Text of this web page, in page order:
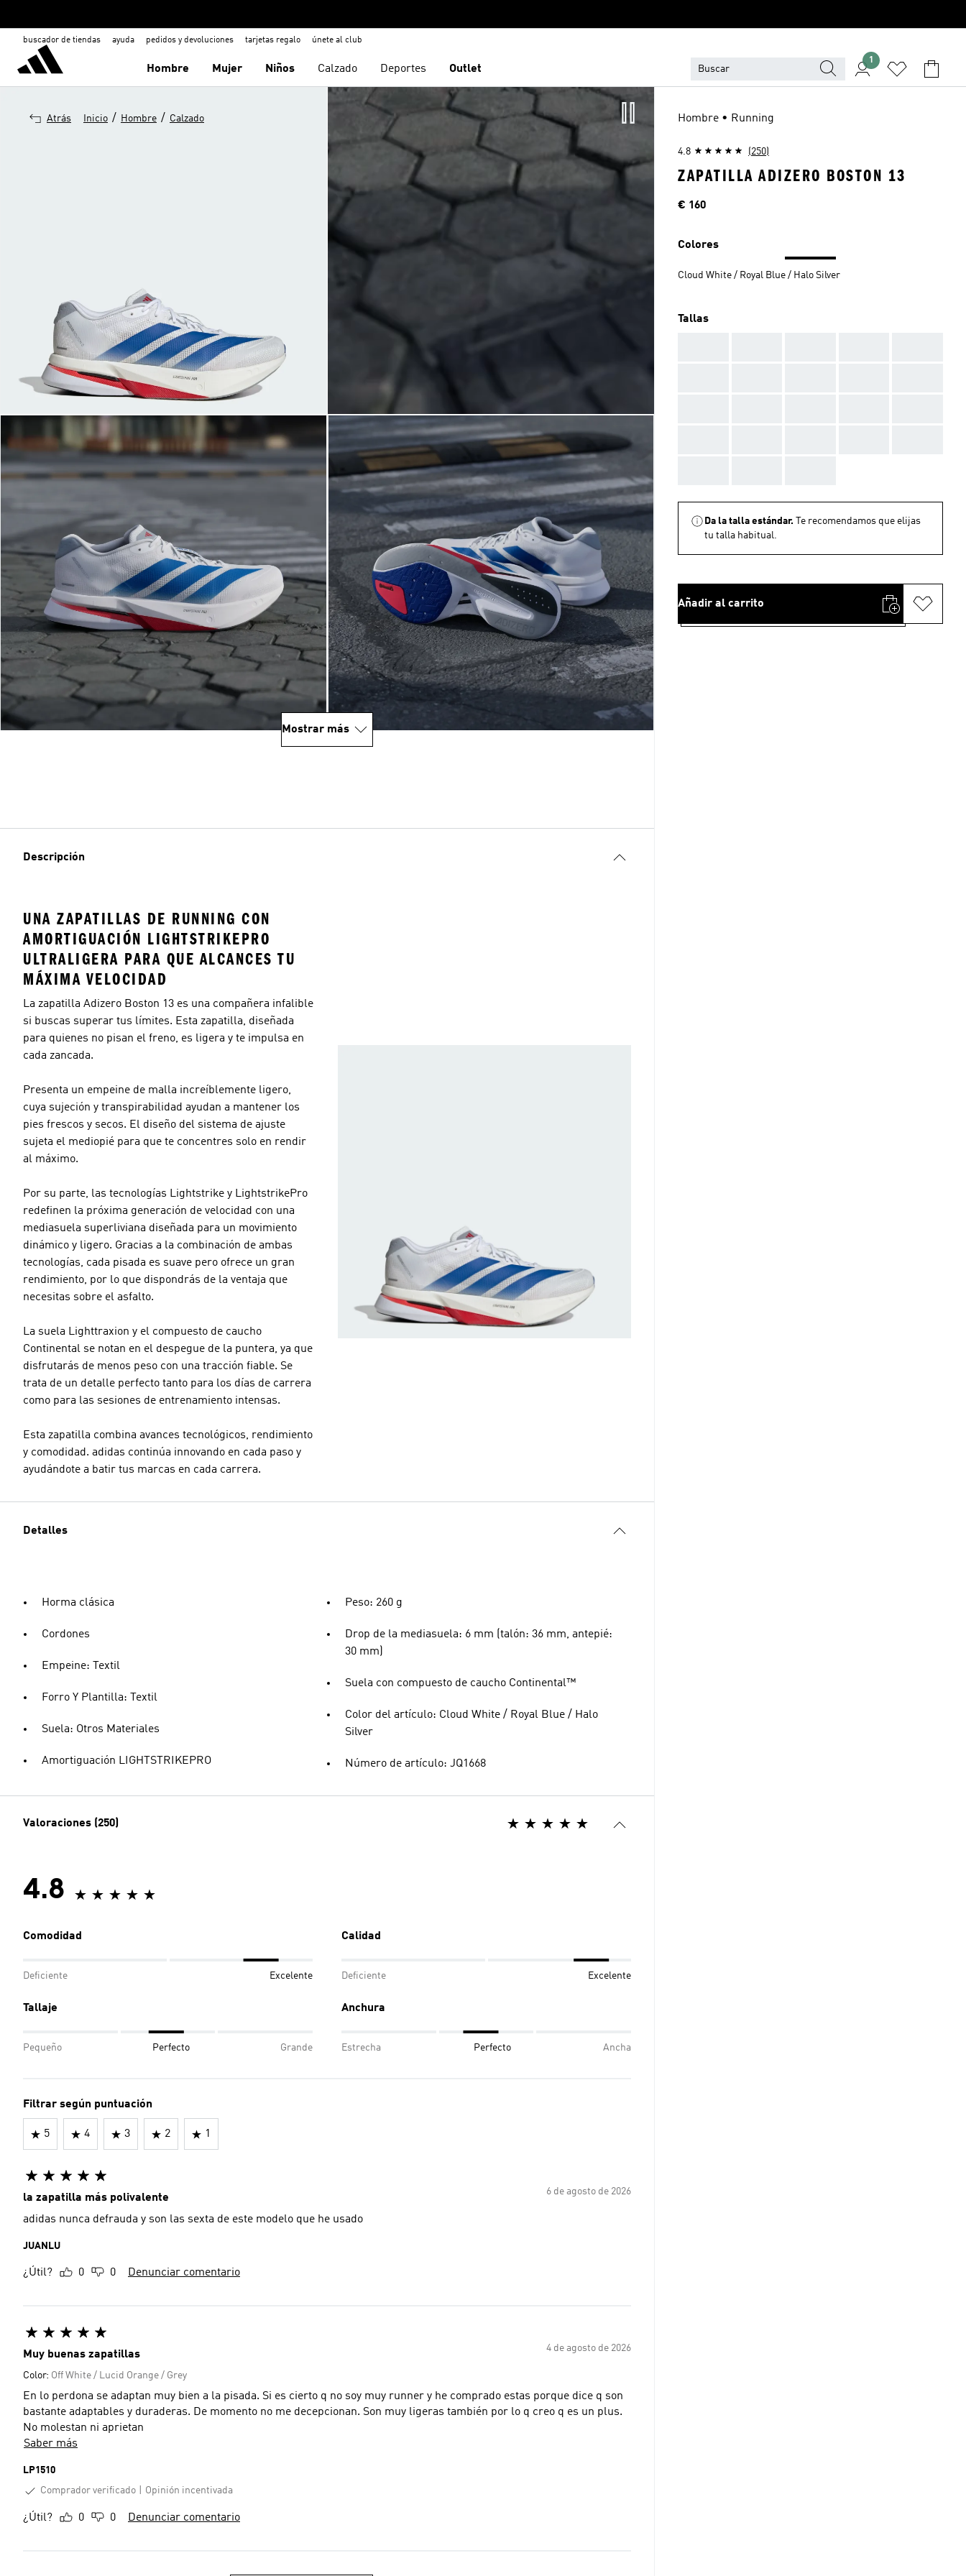
buscador de tiendas ayuda pedidos y devoluciones tarjetas regalo únete al club
Hombre Mujer Niños Calzado Deportes Outlet
1
Atrás Inicio / Hombre / Calzado
Mostrar más
Descripción
UNA ZAPATILLAS DE RUNNING CON
AMORTIGUACIÓN LIGHTSTRIKEPRO
ULTRALIGERA PARA QUE ALCANCES TU
MÁXIMA VELOCIDAD
La zapatilla Adizero Boston 13 es una compañera infalible
si buscas superar tus límites. Esta zapatilla, diseñada
para quienes no pisan el freno, es ligera y te impulsa en
cada zancada.
Presenta un empeine de malla increíblemente ligero,
cuya sujeción y transpirabilidad ayudan a mantener los
pies frescos y secos. El diseño del sistema de ajuste
sujeta el mediopié para que te concentres solo en rendir
al máximo.
Por su parte, las tecnologías Lightstrike y LightstrikePro
redefinen la próxima generación de velocidad con una
mediasuela superliviana diseñada para un movimiento
dinámico y ligero. Gracias a la combinación de ambas
tecnologías, cada pisada es suave pero ofrece un gran
rendimiento, por lo que dispondrás de la ventaja que
necesitas sobre el asfalto.
La suela Lighttraxion y el compuesto de caucho
Continental se notan en el despegue de la puntera, ya que
disfrutarás de menos peso con una tracción fiable. Se
trata de un detalle perfecto tanto para los días de carrera
como para las sesiones de entrenamiento intensas.
Esta zapatilla combina avances tecnológicos, rendimiento
y comodidad. adidas continúa innovando en cada paso y
ayudándote a batir tus marcas en cada carrera.
Detalles
Horma clásica
Cordones
Empeine: Textil
Forro Y Plantilla: Textil
Suela: Otros Materiales
Amortiguación LIGHTSTRIKEPRO
Peso: 260 g
Drop de la mediasuela: 6 mm (talón: 36 mm, antepié:
30 mm)
Suela con compuesto de caucho Continental™
Color del artículo: Cloud White / Royal Blue / Halo
Silver
Número de artículo: JQ1668
Valoraciones (250)
4.8
Comodidad
Deficiente Excelente
Calidad
Deficiente Excelente
Tallaje
Pequeño Perfecto Grande
Anchura
Estrecha Perfecto Ancha
Filtrar según puntuación
5 4 3 2 1
6 de agosto de 2026
la zapatilla más polivalente
adidas nunca defrauda y son las sexta de este modelo que he usado
JUANLU
¿Útil? 0 0 Denunciar comentario
4 de agosto de 2026
Muy buenas zapatillas
Color: Off White / Lucid Orange / Grey
En lo perdona se adaptan muy bien a la pisada. Si es cierto q no soy muy runner y he comprado estas porque dice q son
bastante adaptables y duraderas. De momento no me decepcionan. Son muy ligeras también por lo q creo q es un plus.
No molestan ni aprietan
Saber más
LP1510
Comprador verificado
Opinión incentivada
¿Útil? 0 0 Denunciar comentario
Hombre • Running
4.8 (250)
ZAPATILLA ADIZERO BOSTON 13
Precio
€ 160
Colores
Cloud White / Royal Blue / Halo Silver
Tallas
Da la talla estándar.
Te recomendamos que elijas
tu talla habitual.
Añadir al carrito